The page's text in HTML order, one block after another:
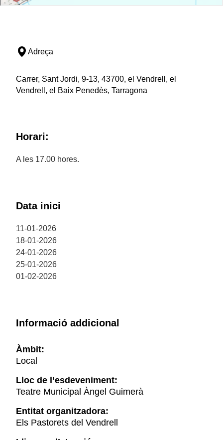
Adreça
Carrer, Sant Jordi, 9-13, 43700, el Vendrell, el
Vendrell, el Baix Penedès, Tarragona
Horari:
A les 17.00 hores.
Data inici
11-01-2026
18-01-2026
24-01-2026
25-01-2026
01-02-2026
Informació addicional
Àmbit:
Local
Lloc de l’esdeveniment:
Teatre Municipal Àngel Guimerà
Entitat organitzadora:
Els Pastorets del Vendrell